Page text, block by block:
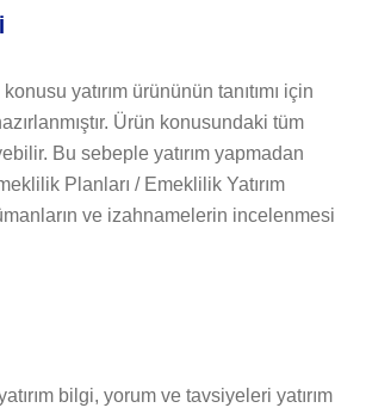
yatırım ürününün tanıtımı için
Ürün konusundaki tüm
Bu sebeple yatırım yapmadan
Planları / Emeklilik Yatırım
ve izahnamelerin incelenmesi
bilgi, yorum ve tavsiyeleri yatırım